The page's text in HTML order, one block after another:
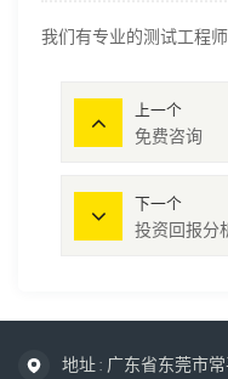
我们有专业的测试工程
上一个
免费咨询
下一个
投资回报分
地址 : 广东省东莞市